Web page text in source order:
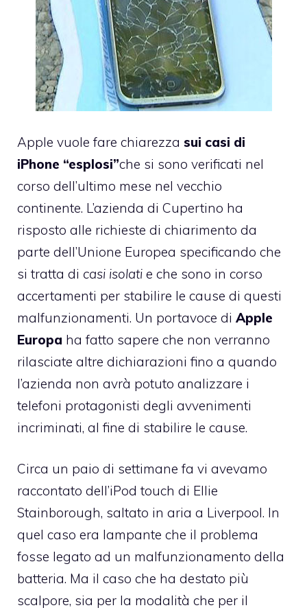
Apple vuole fare chiarezza sui casi di
iPhone “esplosi”che si sono verificati nel
corso dell’ultimo mese nel vecchio
continente. L’azienda di Cupertino ha
risposto alle richieste di chiarimento da
parte dell’Unione Europea specificando che
si tratta di casi isolati e che sono in corso
accertamenti per stabilire le cause di questi
malfunzionamenti. Un portavoce di Apple
Europa ha fatto sapere che non verranno
rilasciate altre dichiarazioni fino a quando
l’azienda non avrà potuto analizzare i
telefoni protagonisti degli avvenimenti
incriminati, al fine di stabilire le cause.
Circa un paio di settimane fa vi avevamo
raccontato dell’iPod touch di Ellie
Stainborough, saltato in aria a Liverpool. In
quel caso era lampante che il problema
fosse legato ad un malfunzionamento della
batteria. Ma il caso che ha destato più
scalpore, sia per la modalità che per il